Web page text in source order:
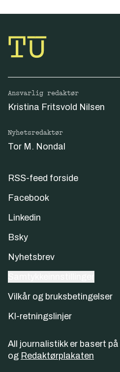
Ansvarlig redaktør
Kristina Fritsvold Nilsen
Nyhetsredaktør
Tor M. Nondal
RSS-feed forside
Facebook
Linkedin
Bsky
Nyhetsbrev
Vilkår og bruksbetingelser
KI-retningslinjer
All journalistikk er basert på
og Redaktørplakaten